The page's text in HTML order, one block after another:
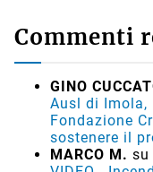
Commenti
GINO
Ausl di Imola,
Fondazione
sostenere il
MARCO M. su